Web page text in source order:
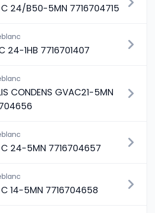
24/B50-5MN 7716704715
24-1HB 7716701407
CONDENS GVAC21-5MN
C 24-5MN 7716704657
14-5MN 7716704658